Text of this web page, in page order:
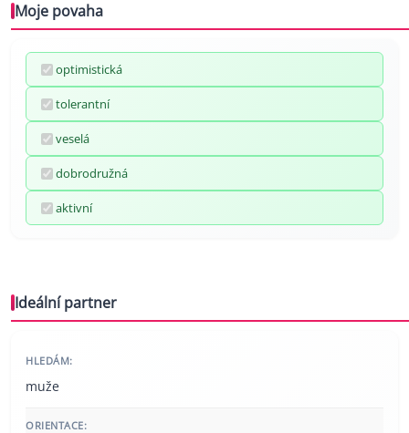
Moje povaha
optimistická
tolerantní
veselá
dobrodružná
aktivní
Ideální partner
HLEDÁM:
muže
ORIENTACE: